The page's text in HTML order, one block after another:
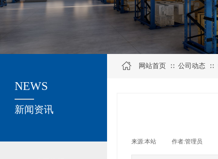
关于我们
新闻资讯
NEWS
网站首页 ∷ 公司动态 ∷
来源:本站 作者:管理员